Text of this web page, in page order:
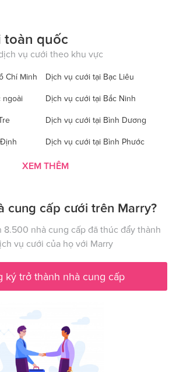
toàn quốc
vụ cưới theo khu vực
Chí Minh Dịch vụ cưới tại Bạc Liêu
ngoài Dịch vụ cưới tại Bắc Ninh
Dịch vụ cưới tại Bình Dương
Dịch vụ cưới tại Bình Phước
Dịch vụ cưới tại Cà Mau
Dịch vụ cưới tại Đăk Nông
Dịch vụ cưới tại Đồng Nai
Tháp Dịch vụ cưới tại Gia Lai
Dịch vụ cưới tại Hà Nam
Dịch vụ cưới tại Hà Tĩnh
Dịch vụ cưới tại Hòa Bình
Yên Dịch vụ cưới tại Khánh Hòa
XEM THÊM
cung cấp cưới trên Marry?
8.500 nhà cung cấp đã thúc đẩy thành
vụ cưới của họ với Marry
ký trở thành nhà cung cấp